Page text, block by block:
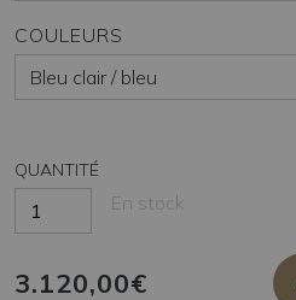
COULEURS
QUANTITÉ
En stock
3.120,00€